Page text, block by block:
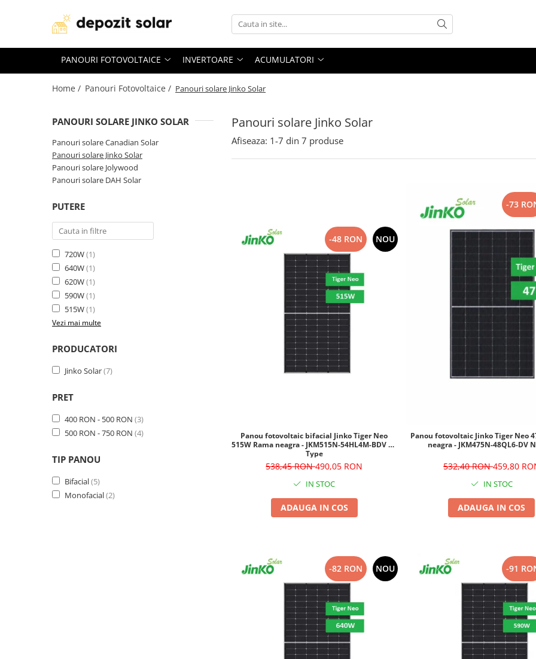
Panouri solare Canadian Solar
Panouri solare Jinko Solar
Panouri solare DAH Solar
Invertoare Solis
Invertoare Deye
Baterii Huawei
Baterii Dyness
Baterii BYD
Baterii Leapton
Baterii Pylontech
Baterii Comerciale &
PANOURI FOTOVOLTAICE INVERTOARE ACUMULATORI
Home / Panouri Fotovoltaice / Panouri solare Jinko Solar
Panouri solare Jinko Solar
PANOURI SOLARE JINKO SOLAR
Panouri solare Canadian Solar
Panouri solare Jinko Solar
Panouri solare Jolywood
Panouri solare DAH Solar
PUTERE
720W(1)
640W(1)
620W(1)
590W(1)
515W(1)
Vezi mai multe
PRODUCATORI
Jinko Solar(7)
PRET
400 RON - 500 RON (3)
500 RON - 750 RON (4)
TIP PANOU
Bifacial(5)
Monofacial(2)
Afiseaza: 1-7 din 7 produse
-48 RON NOU
Panou fotovoltaic bifacial Jinko Tiger Neo
515W Rama neagra - JKM515N-54HL4M-BDV N-
Type
538,45 RON490,05 RON
IN STOC
ADAUGA IN COS
-73
Panou fotovoltaic Jinko Tiger Neo
neagra - JKM475N-48QL6-DV
532,40 RON459,80
IN STOC
ADAUGA IN COS
-82 RON NOU -91